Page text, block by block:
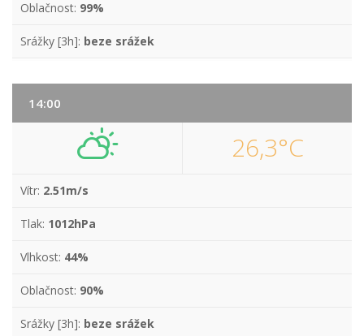
Oblačnost: 99%
Srážky [3h]: beze srážek
14:00
26,3°C
Vítr: 2.51m/s
Tlak: 1012hPa
Vlhkost: 44%
Oblačnost: 90%
Srážky [3h]: beze srážek